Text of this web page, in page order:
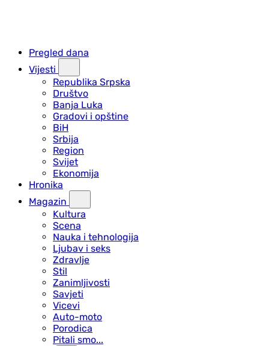
Pregled dana
Vijesti
Republika Srpska
Društvo
Banja Luka
Gradovi i opštine
BiH
Srbija
Region
Svijet
Ekonomija
Hronika
Magazin
Kultura
Scena
Nauka i tehnologija
Ljubav i seks
Zdravlje
Stil
Zanimljivosti
Savjeti
Vicevi
Auto-moto
Porodica
Pitali smo...